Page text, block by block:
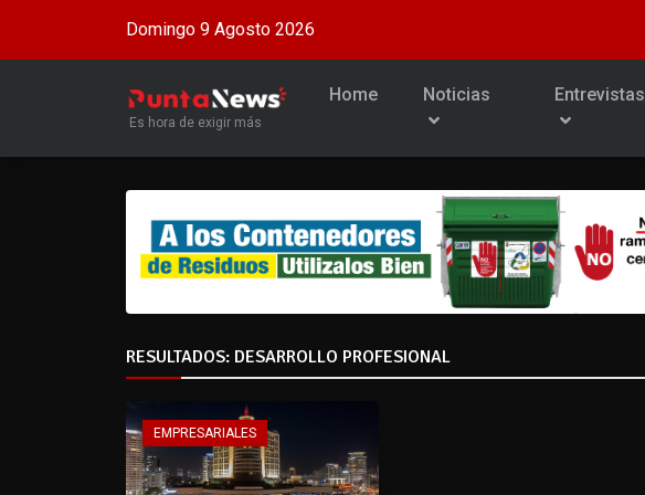
Domingo 9 Agosto 2026
Es hora de exigir más
Home Noticias Entrevistas
RESULTADOS: DESARROLLO PROFESIONAL
EMPRESARIALES